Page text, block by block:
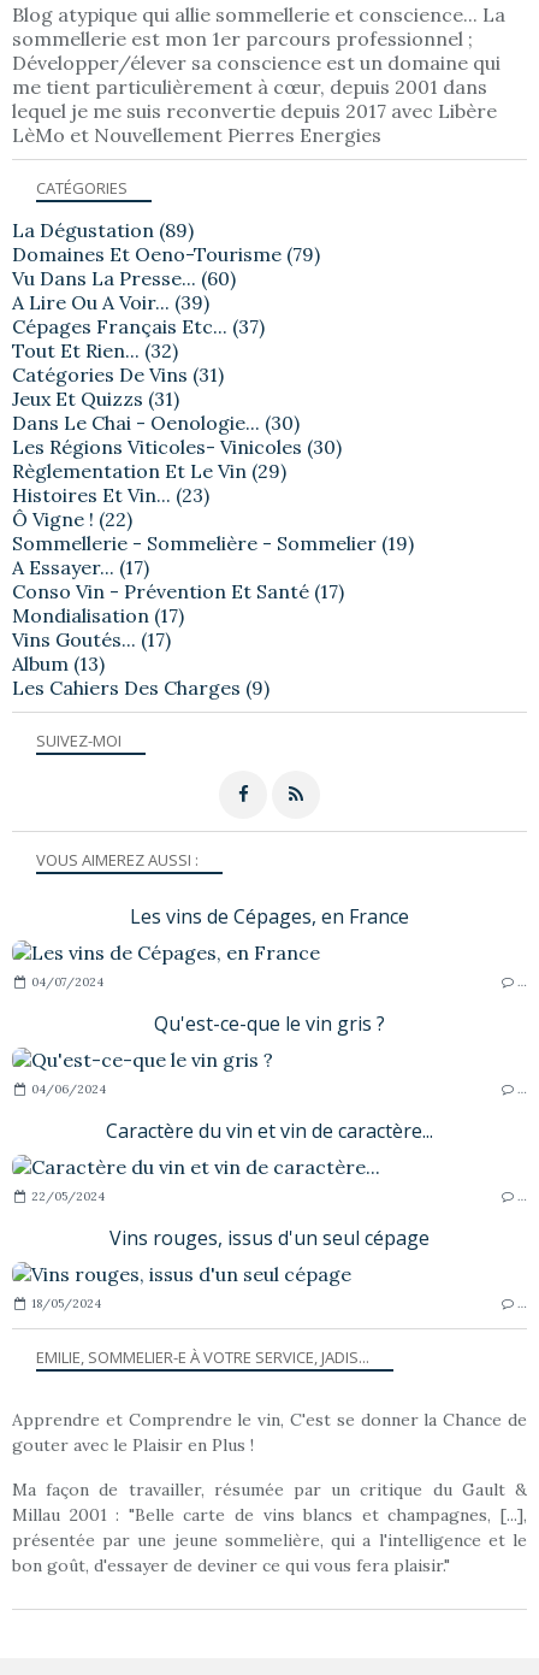
SUIVEZ-MOI
Blog atypique qui allie sommellerie et conscience... La
sommellerie est mon 1er parcours professionnel ;
Développer/élever sa conscience est un domaine qui
me tient particulièrement à cœur, depuis 2001 dans
lequel je me suis reconvertie depuis 2017 avec Libère
LèMo et Nouvellement Pierres Energies
VOUS AIMEREZ AUSSI :
Les vins de Cépages, en France
04/07/2024
Qu'est-ce-que le vin gris ?
04/06/2024
Caractère du vin et vin de caractère...
22/05/2024
Vins rouges, issus d'un seul cépage
18/05/2024
CATÉGORIES
La Dégustation (89)
Domaines Et Oeno-Tourisme (79)
Vu Dans La Presse... (60)
A Lire Ou A Voir... (39)
Cépages Français Etc... (37)
Tout Et Rien... (32)
Catégories De Vins (31)
Jeux Et Quizzs (31)
Dans Le Chai - Oenologie... (30)
Les Régions Viticoles- Vinicoles (30)
Règlementation Et Le Vin (29)
Histoires Et Vin... (23)
Ô Vigne ! (22)
Sommellerie - Sommelière - Sommelier (19)
A Essayer... (17)
Conso Vin - Prévention Et Santé (17)
Mondialisation (17)
Vins Goutés... (17)
Album (13)
Les Cahiers Des Charges (9)
EMILIE, SOMMELIER-E À VOTRE SERVICE, JADIS...
Apprendre et Comprendre le vin, C'est se donner la Chance de
gouter avec le Plaisir en Plus !
Ma façon de travailler, résumée par un critique du Gault &
Millau 2001 : "Belle carte de vins blancs et champagnes, [...],
présentée par une jeune sommelière, qui a l'intelligence et le
bon goût, d'essayer de deviner ce qui vous fera plaisir."